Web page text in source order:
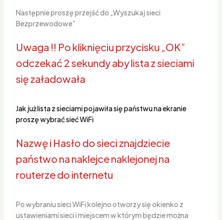
Następnie proszę przejść do „Wyszukaj sieci
Bezprzewodowe”
Uwaga !! Po kliknięciu przycisku „OK”
odczekać 2 sekundy aby lista z sieciami
się załadowała
Jak już lista z sieciami pojawiła się państwu na ekranie
proszę wybrać sieć WiFi
Nazwę i Hasło do sieci znajdziecie
państwo na naklejce naklejonej na
routerze do internetu
Po wybraniu sieci WiFi kolejno otworzy się okienko z
ustawieniami sieci i miejscem w którym będzie można